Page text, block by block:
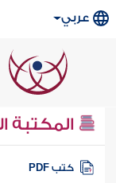
عربي
المكتبة